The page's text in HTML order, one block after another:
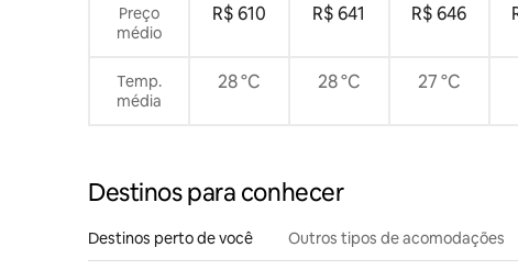
Preço
médio
R$ 610 R$ 641 R$ 646
Temp.
média
28 °C 28 °C 27 °C
Destinos para conhecer
Destinos perto de você Outros tipos de acomodações